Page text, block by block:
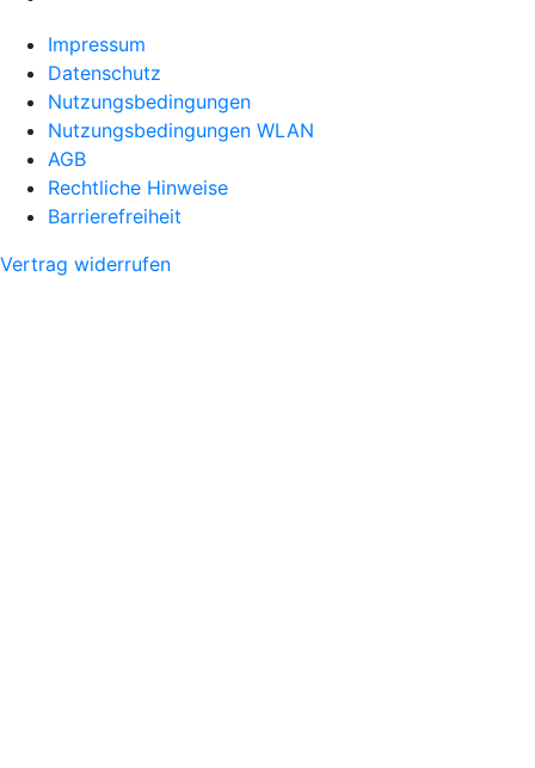
Impressum
Datenschutz
Nutzungsbedingungen
Nutzungsbedingungen WLAN
AGB
Rechtliche Hinweise
Barrierefreiheit
Vertrag widerrufen